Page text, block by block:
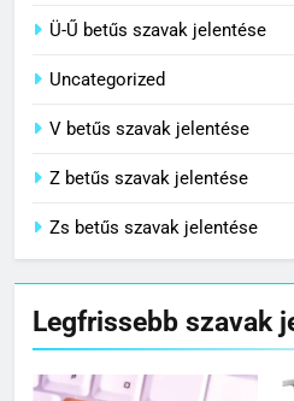
Ü-Ű betűs szavak jelentése
Uncategorized
V betűs szavak jelentése
Z betűs szavak jelentése
Zs betűs szavak jelentése
Legfrissebb szavak